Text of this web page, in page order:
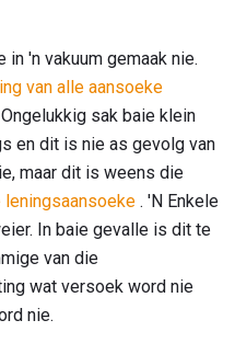
'n vakuum gemaak nie.
van alle aansoeke
sak baie klein
en dit is nie as gevolg van
maar dit is weens die
. 'N Enkele
In baie gevalle is dit te
van die
wat versoek word nie
nie.